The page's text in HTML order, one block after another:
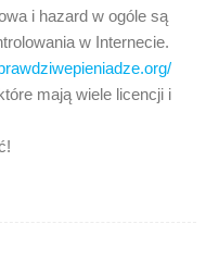
i hazard w ogóle są
w Internecie.
mają wiele licencji i